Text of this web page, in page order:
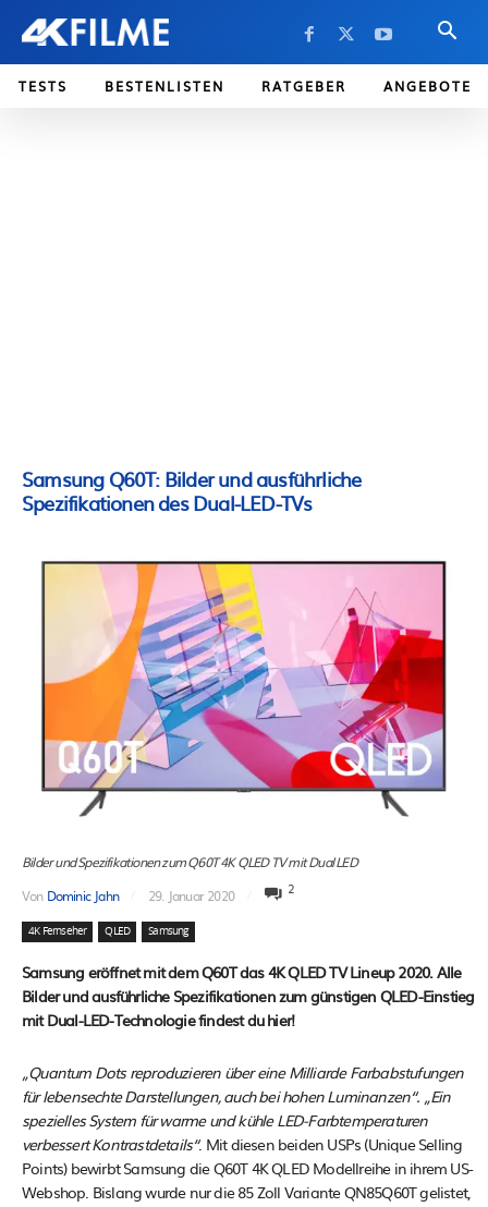
TESTS BESTENLISTEN RATGEBER ANGEBOTE
Samsung Q60T: Bilder und ausführliche
Spezifikationen des Dual-LED-TVs
Bilder und Spezifikationen zum Q60T 4K QLED TV mit Dual LED
Von Dominic Jahn 29. Januar 2020 2
4K Fernseher QLED Samsung
Samsung eröffnet mit dem Q60T das 4K QLED TV Lineup 2020. Alle
Bilder und ausführliche Spezifikationen zum günstigen QLED-Einstieg
mit Dual-LED-Technologie findest du hier!
„Quantum Dots reproduzieren über eine Milliarde Farbabstufungen
für lebensechte Darstellungen, auch bei hohen Luminanzen“. „Ein
spezielles System für warme und kühle LED-Farbtemperaturen
verbessert Kontrastdetails“. Mit diesen beiden USPs (Unique Selling
Points) bewirbt Samsung die Q60T 4K QLED Modellreihe in ihrem US-
Webshop. Bislang wurde nur die 85 Zoll Variante QN85Q60T gelistet,